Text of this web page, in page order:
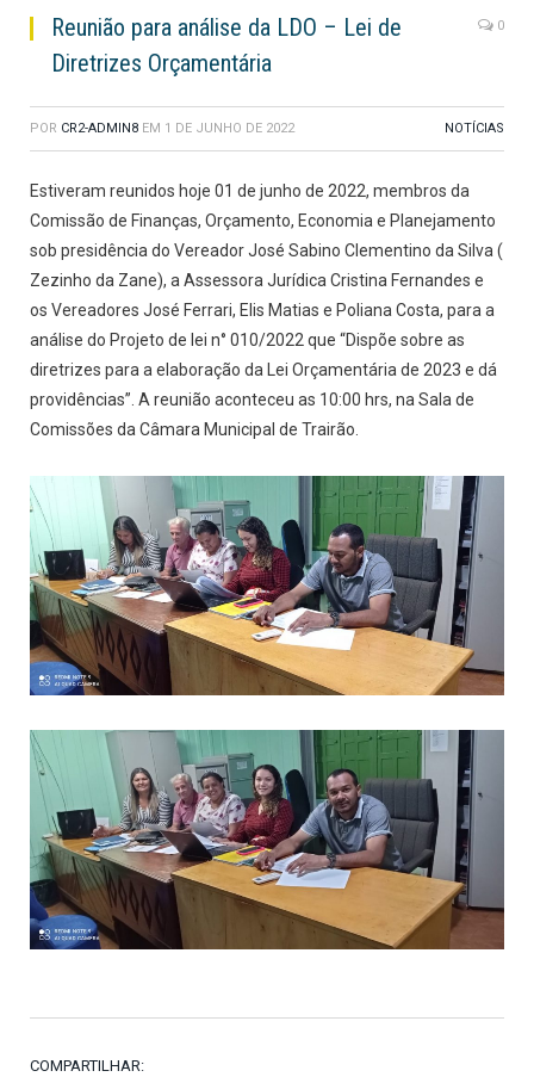
Reunião para análise da LDO – Lei de
Diretrizes Orçamentária
0
POR CR2-ADMIN8 EM 1 DE JUNHO DE 2022 NOTÍCIAS
Estiveram reunidos hoje 01 de junho de 2022, membros da
Comissão de Finanças, Orçamento, Economia e Planejamento
sob presidência do Vereador José Sabino Clementino da Silva (
Zezinho da Zane), a Assessora Jurídica Cristina Fernandes e
os Vereadores José Ferrari, Elis Matias e Poliana Costa, para a
análise do Projeto de lei n° 010/2022 que “Dispõe sobre as
diretrizes para a elaboração da Lei Orçamentária de 2023 e dá
providências”. A reunião aconteceu as 10:00 hrs, na Sala de
Comissões da Câmara Municipal de Trairão.
COMPARTILHAR: